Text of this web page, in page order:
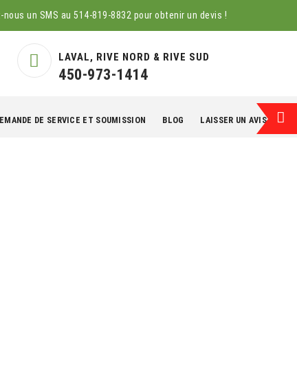
un SMS au 514-819-8832 pour obtenir un devis !
LAVAL, RIVE NORD & RIVE SUD
450-973-1414
DE SERVICE ET SOUMISSION BLOG LAISSER UN AVIS EN